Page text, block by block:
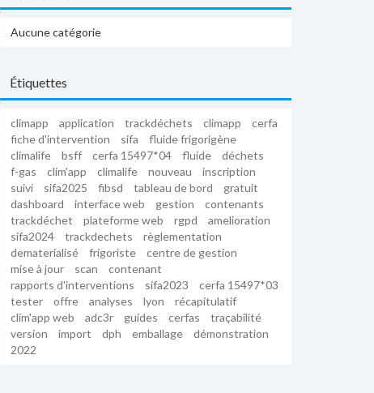
Aucune catégorie
Étiquettes
climapp application trackdéchets climapp
cerfa
fiche d'intervention
sifa
fluide frigorigène
climalife
bsff cerfa 15497*04 fluide
déchets
f-gas
clim'app climalife nouveau
inscription
suivi
sifa2025 fibsd tableau de bord
gratuit
dashboard
interface web gestion
contenants
trackdéchet
plateforme web rgpd
amelioration
sifa2024
trackdechets
règlementation
dematerialisé
frigoriste
centre de gestion
mise à jour
scan
contenant
rapports d'interventions
sifa2023
cerfa 15497*03
tester
offre analyses lyon
récapitulatif
clim'app web
adc3r guides cerfas
traçabilité
version
import dph emballage
démonstration
2022